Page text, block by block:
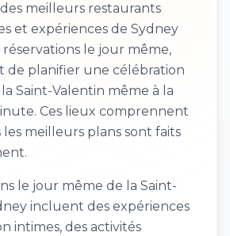
meilleurs restaurants
et expériences de Sydney
le jour même,
de planifier une célébration
Saint-Valentin même à la
Ces lieux comprennent
meilleurs plans sont faits
le jour même de la Saint-
incluent des expériences
intimes, des activités